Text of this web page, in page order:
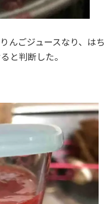
んごジュースなり、はち
と判断した。